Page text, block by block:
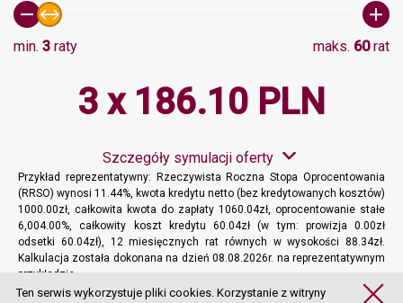
min. 3 raty maks. 60rat
3 x 186.10 PLN
Szczegóły symulacji oferty
Przykład reprezentatywny: Rzeczywista Roczna Stopa Oprocentowania
(RRSO) wynosi 11.44%, kwota kredytu netto (bez kredytowanych kosztów)
1000.00zł, całkowita kwota do zapłaty 1060.04zł, oprocentowanie stałe
6,004.00%, całkowity koszt kredytu 60.04zł (w tym: prowizja 0.00zł
odsetki 60.04zł), 12 miesięcznych rat równych w wysokości 88.34zł.
Kalkulacja została dokonana na dzień 08.08.2026r. na reprezentatywnym
przykładzie.
Więcej informacji
Ten serwis wykorzystuje pliki cookies. Korzystanie z witryny